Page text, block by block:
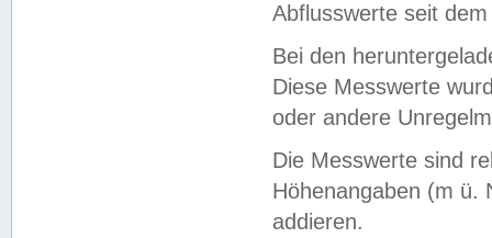
Abflusswerte seit
Bei den
Diese Messwerte
oder andere
Die Messwerte sind
Höhenangaben (m ü.
addieren.